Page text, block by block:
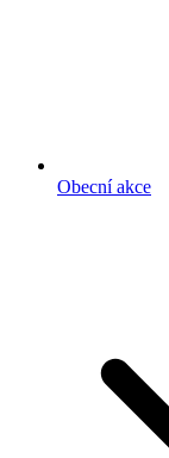
Obecní akce